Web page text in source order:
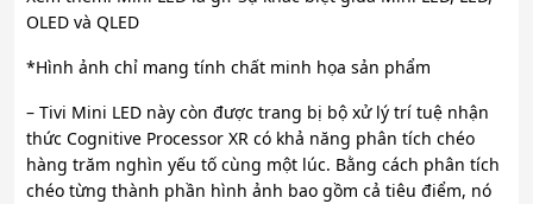
OLED và QLED
*Hình ảnh chỉ mang tính chất minh họa sản phẩm
– Tivi Mini LED này còn được trang bị bộ xử lý trí tuệ nhận
thức Cognitive Processor XR có khả năng phân tích chéo
hàng trăm nghìn yếu tố cùng một lúc. Bằng cách phân tích
chéo từng thành phần hình ảnh bao gồm cả tiêu điểm, nó